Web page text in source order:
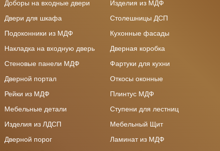
Доборы на входные двери
Изделия из МДФ
Двери для шкафа
Столешницы ДСП
Подоконники из МДФ
Кухонные фасады
Накладка на входную дверь
Дверная коробка
Стеновые панели МДФ
Фартуки для кухни
Дверной портал
Откосы оконные
Рейки из МДФ
Плинтус МДФ
Мебельные детали
Ступени для лестниц
Изделия из ЛДСП
Мебельный Щит
Дверной порог
Ламинат из МДФ